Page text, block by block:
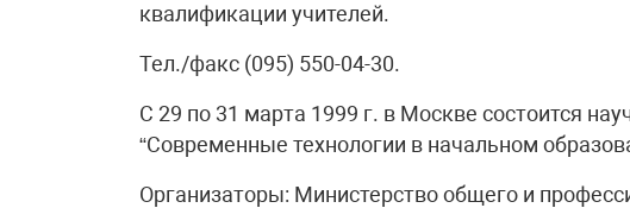
квалификации учителей.
Тел./факс (095) 550-04-30.
C 29 по 31 марта 1999 г. в Москве состоится
“Современные технологии в начальном
Организаторы: Министерство общего и